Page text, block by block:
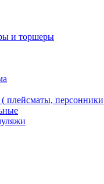
и торшеры
плейсматы,